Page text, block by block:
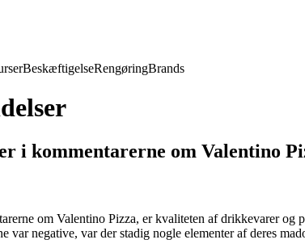
BeskæftigelseRengøringBrands
i kommentarerne om Valentino
om Valentino Pizza, er kvaliteten af drikkevarer
var negative, var der stadig nogle elementer af deres